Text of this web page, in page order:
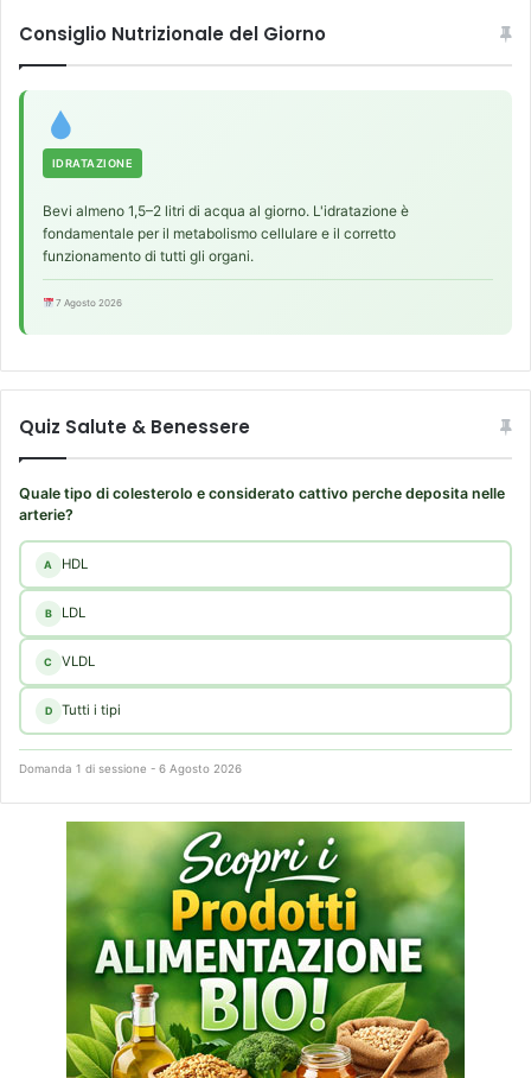
Consiglio Nutrizionale del Giorno
IDRATAZIONE
Bevi almeno 1,5–2 litri di acqua al giorno. L'idratazione è
fondamentale per il metabolismo cellulare e il corretto
funzionamento di tutti gli organi.
7 Agosto 2026
Quiz Salute & Benessere
Quale tipo di colesterolo e considerato cattivo perche deposita nelle
arterie?
A HDL
B LDL
C VLDL
D Tutti i tipi
Domanda 1 di sessione - 6 Agosto 2026